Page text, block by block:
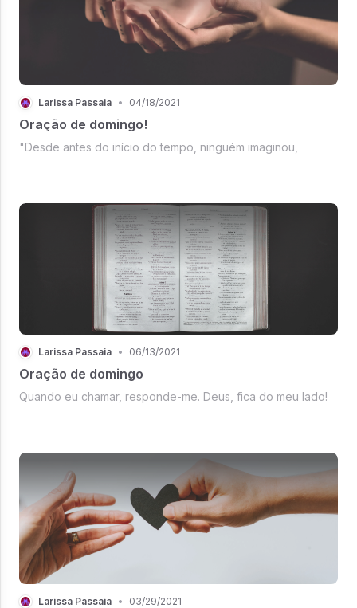
Larissa Passaia • 04/18/2021
Oração de domingo!
"Desde antes do início do tempo, ninguém imaginou,
Larissa Passaia • 06/13/2021
Oração de domingo
Quando eu chamar, responde-me. Deus, fica do meu lado!
Larissa Passaia • 03/29/2021